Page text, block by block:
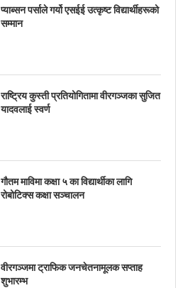
प्याब्सन पर्साले गर्यो एसईई उत्कृष्ट विद्यार्थीहरूको
सम्मान
राष्ट्रिय कुस्ती प्रतियोगितामा वीरगञ्जका सुजित
यादवलाई स्वर्ण
गौतम माविमा कक्षा ५ का विद्यार्थीका लागि
रोबोटिक्स कक्षा सञ्चालन
वीरगञ्जमा ट्राफिक जनचेतनामूलक सप्ताह
शुभारम्भ